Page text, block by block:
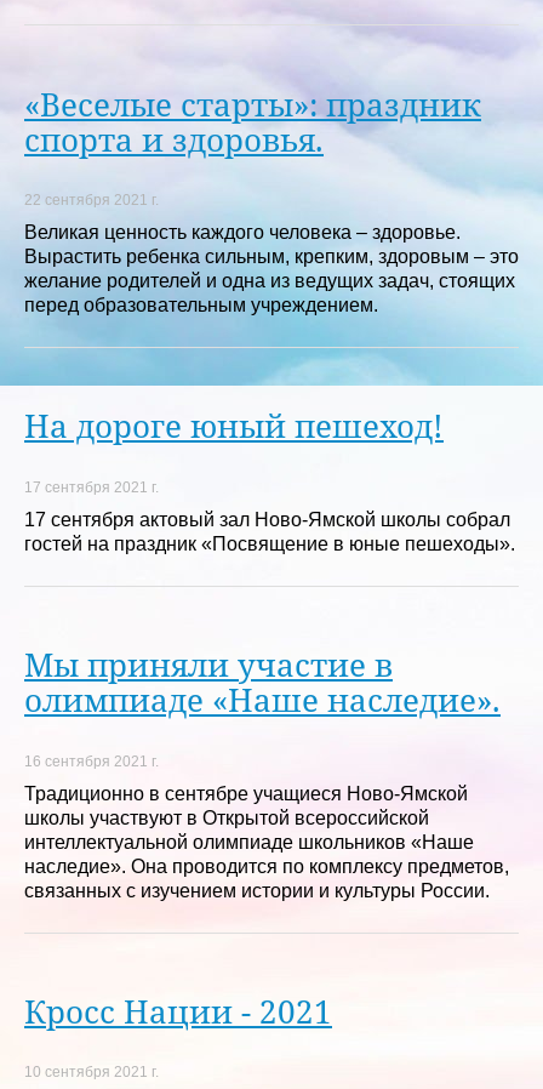
«Веселые старты»: праздник
спорта и здоровья.
22 сентября 2021 г.
Великая ценность каждого человека – здоровье.
Вырастить ребенка сильным, крепким, здоровым – это
желание родителей и одна из ведущих задач, стоящих
перед образовательным учреждением.
На дороге юный пешеход!
17 сентября 2021 г.
17 сентября актовый зал Ново-Ямской школы собрал
гостей на праздник «Посвящение в юные пешеходы».
Мы приняли участие в
олимпиаде «Наше наследие».
16 сентября 2021 г.
Традиционно в сентябре учащиеся Ново-Ямской
школы участвуют в Открытой всероссийской
интеллектуальной олимпиаде школьников «Наше
наследие». Она проводится по комплексу предметов,
связанных с изучением истории и культуры России.
Кросс Нации - 2021
10 сентября 2021 г.